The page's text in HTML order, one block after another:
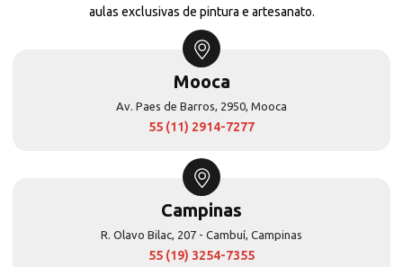
aulas exclusivas de pintura e artesanato.
Mooca
Av. Paes de Barros, 2950, Mooca
55 (11) 2914-7277
Campinas
R. Olavo Bilac, 207 - Cambuí, Campinas
55 (19) 3254-7355